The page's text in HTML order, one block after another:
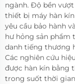
ngành. Độ bền
thiết bị máy hàn
yêu cầu bảo hành
hư hỏng sản phẩm
danh tiếng thương
Các nghiên cứu
được hàn kín bằng
trong suốt thời